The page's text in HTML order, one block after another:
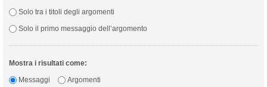
Solo tra i titoli degli argomenti
Solo il primo messaggio dell’argomento
Mostra i risultati come:
Messaggi
Argomenti